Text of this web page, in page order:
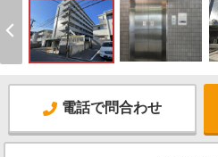
電話で問合わせ